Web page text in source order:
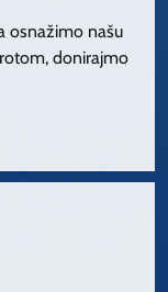
osnažimo našu
donirajmo